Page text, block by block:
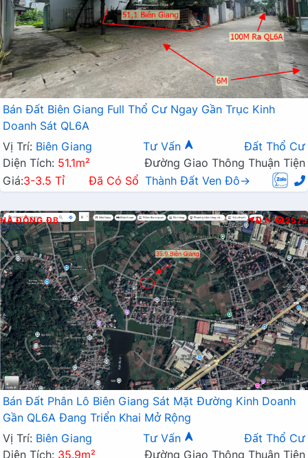
Bán Đất Biên Giang Full Thổ Cư Ngay Gần Trục Kinh
Doanh Sát QL6A
Vị Trí: Biên Giang Tư Vấn
Đất Thổ Cư
Diện Tích: 51.1m²
Đường Giao Thông Thuận Tiện
Giá:3-3.5 Tỉ Đã Có Sổ Thành Đất Ven Đô→
HÀ ĐÔNG ĐB Đ.N 2575
Bán Đất Phân Lô Biên Giang Sát Mặt Đường Kinh Doanh
Gần QL6A Đang Triển Khai Mở Rộng
Vị Trí: Biên Giang Tư Vấn
Đất Thổ Cư
Diện Tích: 35.9m² Đường Giao Thông Thuận Tiện